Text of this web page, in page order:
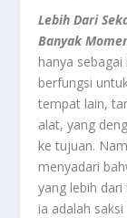
Lebih Dari
Banyak
hanya
berfungsi
tempat lain,
alat, yang
ke tujuan.
menyadari
yang lebih
ia adalah